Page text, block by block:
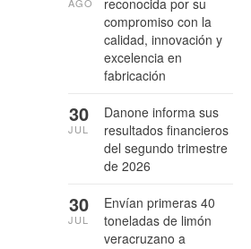
compromiso con la
calidad, innovación y
excelencia en
fabricación
Danone informa sus
resultados financieros
del segundo trimestre
de 2026
30
JUL
Envían primeras 40
toneladas de limón
veracruzano a
30
JUL